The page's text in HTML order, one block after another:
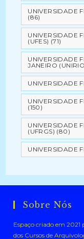
UNIVERSIDADE
(86)
UNIVERSIDADE
(UFES) (71)
UNIVERSIDADE
JANEIRO
UNIVERSIDADE
UNIVERSIDADE
(150)
UNIVERSIDADE
(UFRGS) (80)
UNIVERSIDADE
Sobre Nós
Espaço criado em 2021
dos Cursos de